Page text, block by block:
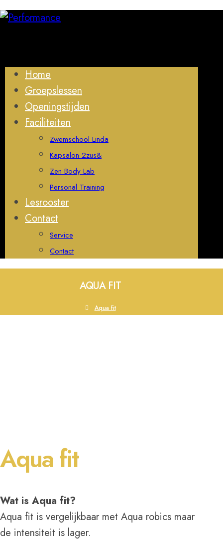
Home
Groepslessen
Openingstijden
Faciliteiten
Zwemschool Linda
Kapsalon 2zus&
Zen Body Lab
Personal Training
Lesrooster
Contact
Service
Contact
AQUA FIT
Aqua fit
Aqua fit
Wat is Aqua fit?
Aqua fit is vergelijkbaar met Aqua robics maar
de intensiteit is lager.